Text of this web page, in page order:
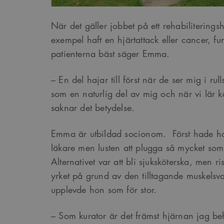
När det gäller jobbet på ett
exempel haft en hjärtattack eller cancer,
patienterna bäst säger Emma.
– En del hajar till först när de ser mig i
som en naturlig del av mig och när vi lär
saknar det betydelse.
Emma är utbildad socionom. Först hade
läkare men lusten att plugga så mycket
Alternativet var att bli sjuksköterska, men
yrket på grund av den tilltagande
upplevde hon som för stor.
– Som kurator är det främst hjärnan jag
LLC
__Secure-
VISITOR_INFO1_LIVE
Namn Provider /
_cfuvid
_cfuvid